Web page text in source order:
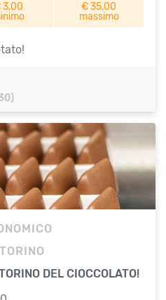
3,00
€ 35,00
massimo
DEL CIOCCOLATO!